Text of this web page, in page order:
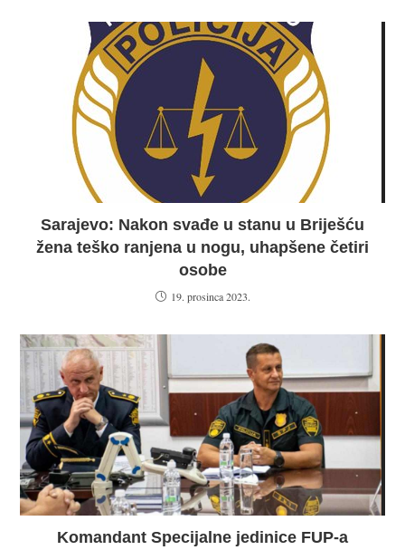
Sarajevo: Nakon svađe u stanu u Briješću
žena teško ranjena u nogu, uhapšene četiri
osobe
19. prosinca 2023.
Komandant Specijalne jedinice FUP-a